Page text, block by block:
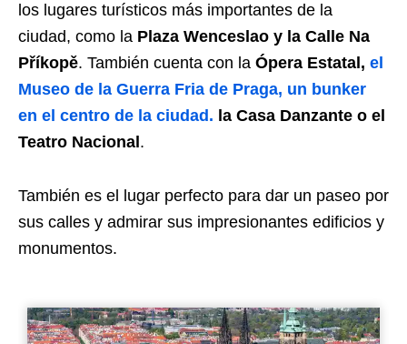
los lugares turísticos más importantes de la
ciudad, como la Plaza Wenceslao y la Calle Na
Příkopě. También cuenta con la Ópera Estatal, el
Museo de la Guerra Fria de Praga, un bunker
en el centro de la ciudad. la Casa Danzante o el
Teatro Nacional .
También es el lugar perfecto para dar un paseo por
sus calles y admirar sus impresionantes edificios y
monumentos.